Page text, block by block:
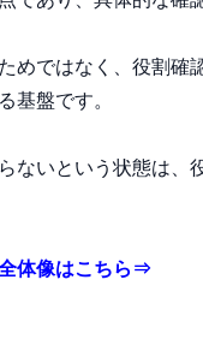
めではなく、役割確
基盤です。
ないという状態は、
体像はこちら⇒